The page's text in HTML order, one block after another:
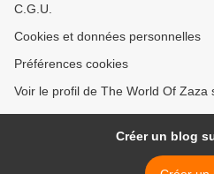
C.G.U.
Cookies et données personnelles
Préférences cookies
Voir le profil de The World Of Zaza
Créer un blog